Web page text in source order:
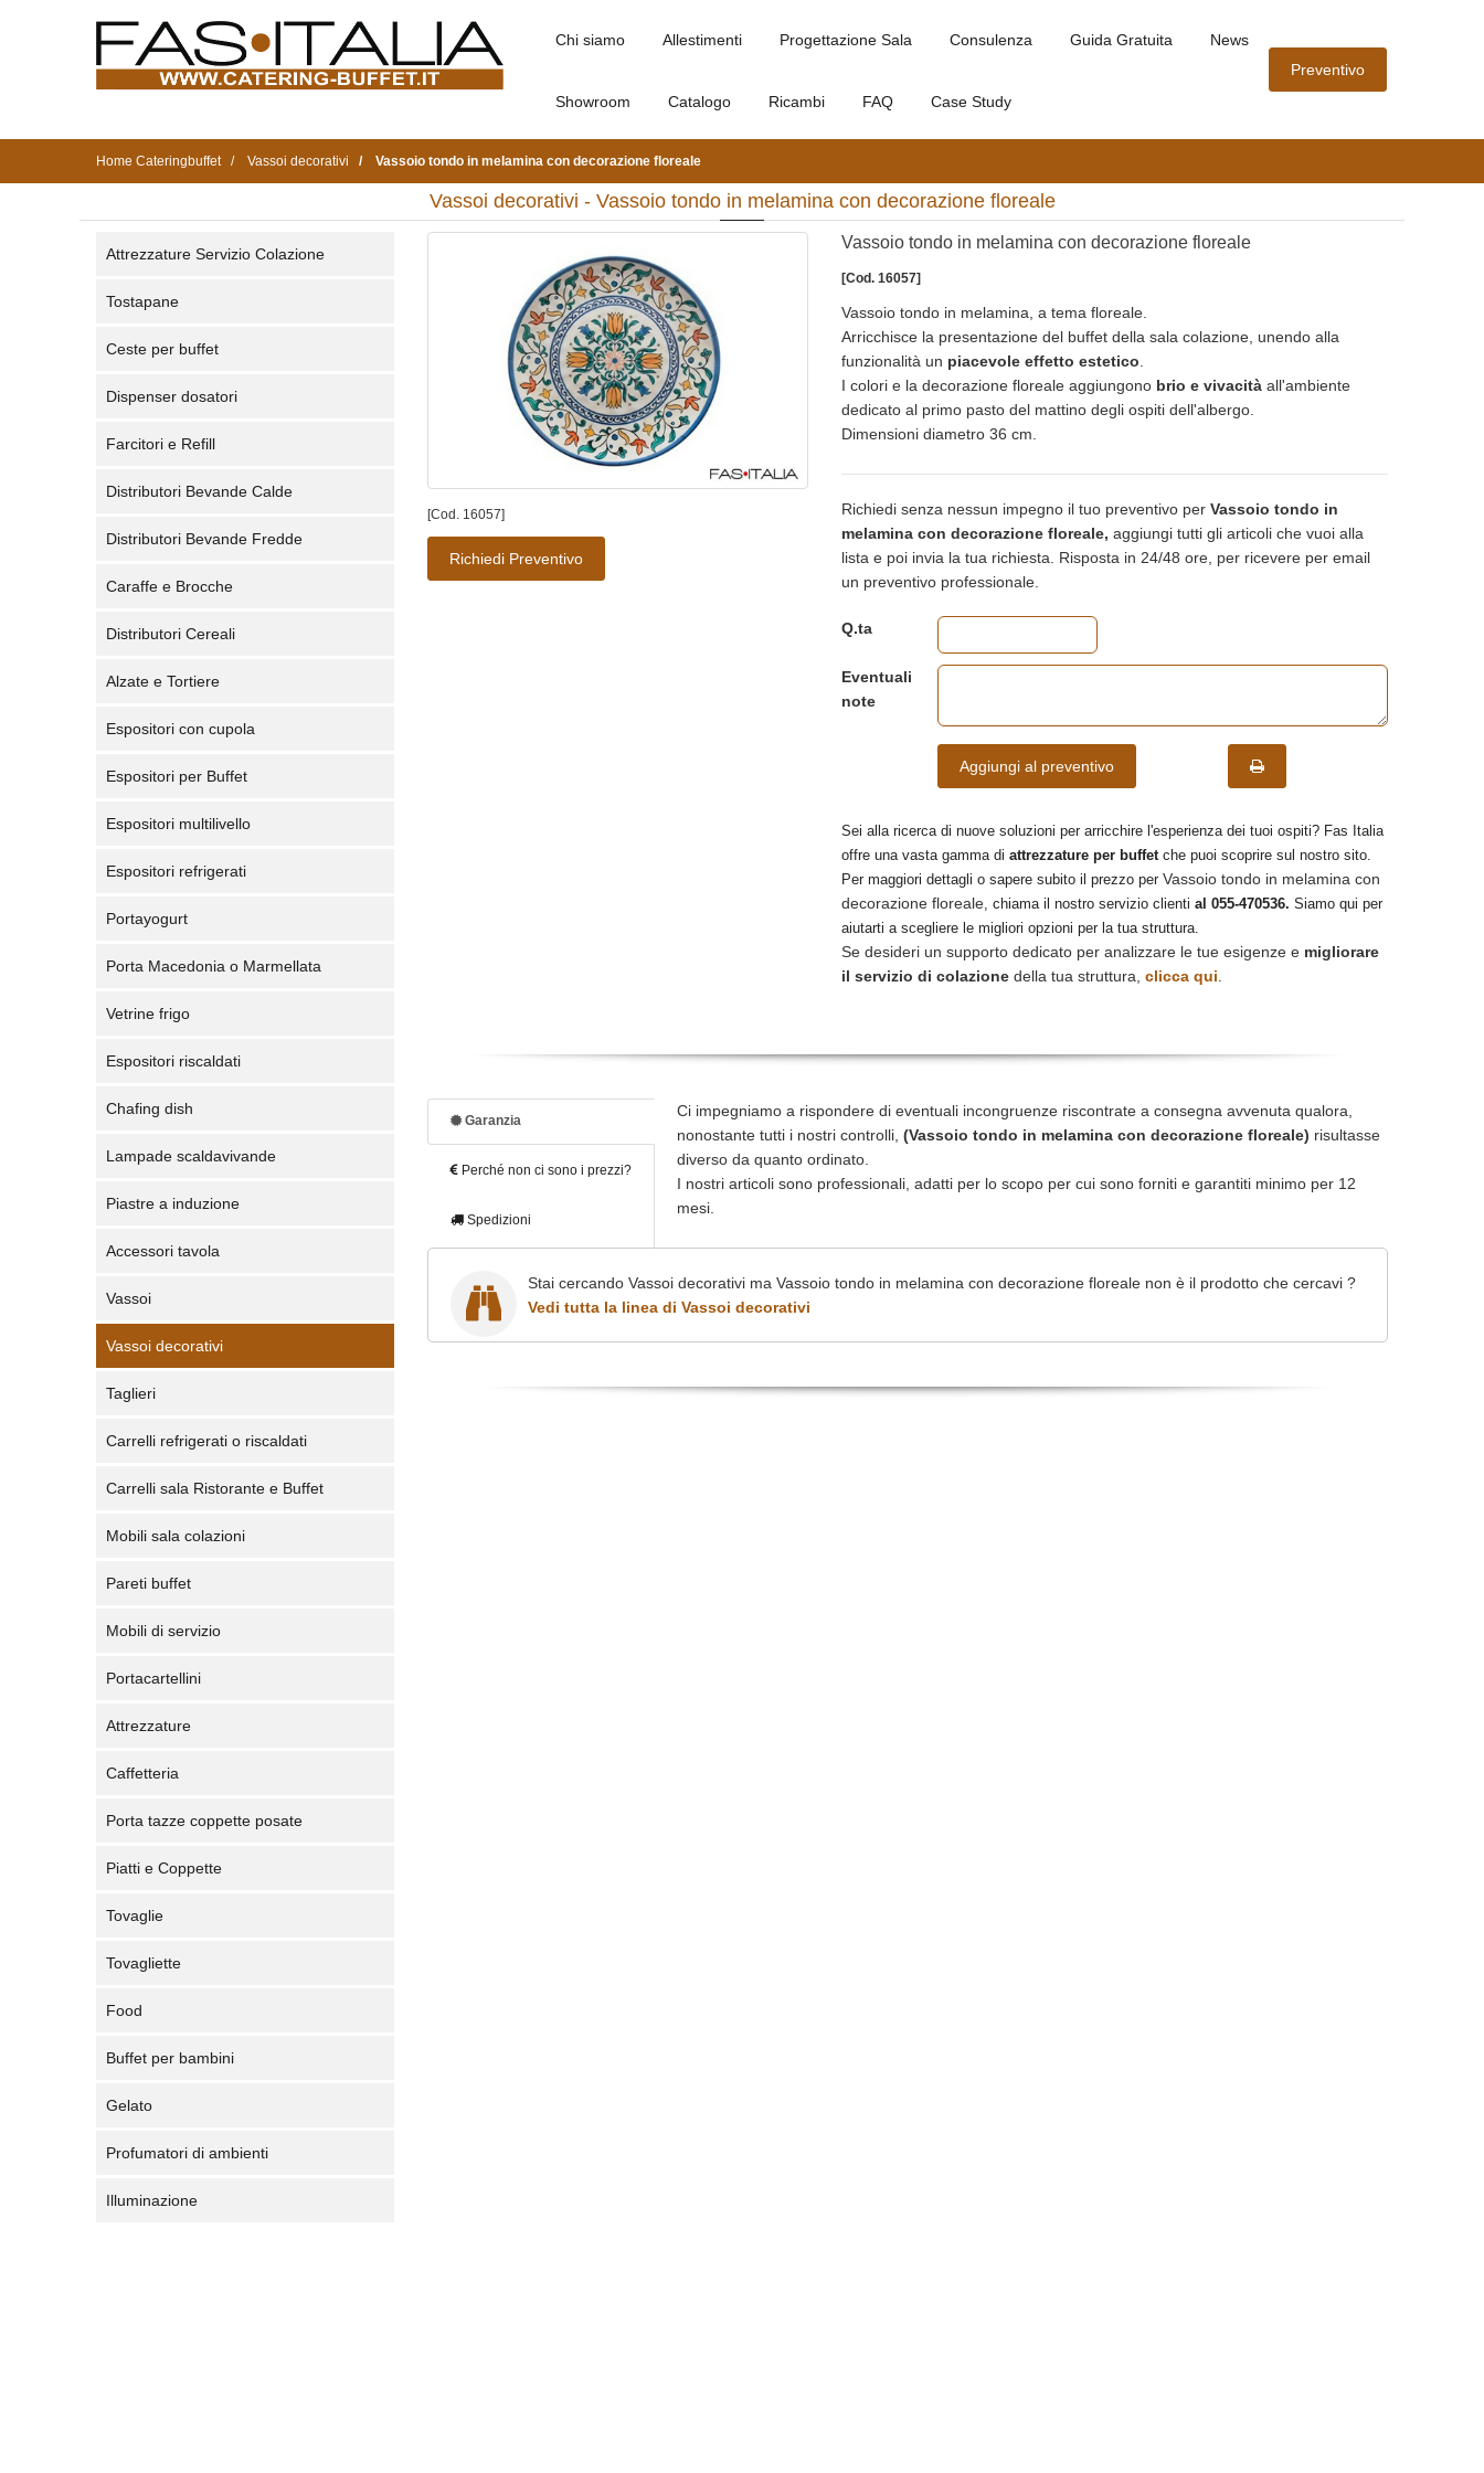
Chi siamo Allestimenti Progettazione Sala Consulenza Guida Gratuita News
Showroom Catalogo Ricambi FAQ Case Study
Preventivo
Home Cateringbuffet Vassoi decorativi Vassoio tondo in melamina con decorazione floreale
Vassoi decorativi - Vassoio tondo in melamina con decorazione floreale
Attrezzature Servizio Colazione
Tostapane
Ceste per buffet
Dispenser dosatori
Farcitori e Refill
Distributori Bevande Calde
Distributori Bevande Fredde
Caraffe e Brocche
Distributori Cereali
Alzate e Tortiere
Espositori con cupola
Espositori per Buffet
Espositori multilivello
Espositori refrigerati
Portayogurt
Porta Macedonia o Marmellata
Vetrine frigo
Espositori riscaldati
Chafing dish
Lampade scaldavivande
Piastre a induzione
Accessori tavola
Vassoi
Vassoi decorativi
Taglieri
Carrelli refrigerati o riscaldati
Carrelli sala Ristorante e Buffet
Mobili sala colazioni
Pareti buffet
Mobili di servizio
Portacartellini
Attrezzature
Caffetteria
Porta tazze coppette posate
Piatti e Coppette
Tovaglie
Tovagliette
Food
Buffet per bambini
Gelato
Profumatori di ambienti
Illuminazione
[Cod. 16057]
Richiedi Preventivo
Vassoio tondo in melamina con decorazione floreale
[Cod. 16057]
Vassoio tondo in melamina, a tema floreale.
Arricchisce la presentazione del buffet della sala colazione, unendo alla
funzionalità un piacevole effetto estetico
I colori e la decorazione floreale aggiungono brio e vivacità all'ambiente
dedicato al primo pasto del mattino degli ospiti dell'albergo.
Dimensioni diametro 36 cm.
Richiedi senza nessun impegno il tuo preventivo per Vassoio tondo in
melamina con decorazione floreale, aggiungi tutti gli articoli che vuoi alla
lista e poi invia la tua richiesta. Risposta in 24/48 ore, per ricevere per email
un preventivo professionale.
Q.ta
Eventuali
note
Aggiungi al preventivo
Sei alla ricerca di nuove soluzioni per arricchire l'esperienza dei tuoi ospiti? Fas Italia
offre una vasta gamma di attrezzature per buffetche puoi scoprire sul nostro sito.
Per maggiori dettagli o sapere subito il prezzo per Vassoio tondo in melamina con
decorazione floreale, chiama il nostro servizio clienti al 055-470536. Siamo qui per
aiutarti a scegliere le migliori opzioni per la tua struttura.
Se desideri un supporto dedicato per analizzare le tue esigenze e migliorare
il servizio di colazione della tua struttura, clicca qui
Garanzia
Perché non ci sono i prezzi?
Spedizioni
Ci impegniamo a rispondere di eventuali incongruenze riscontrate a consegna avvenuta qualora,
nonostante tutti i nostri controlli, (Vassoio tondo in melamina con decorazione floreale) risultasse
diverso da quanto ordinato.
I nostri articoli sono professionali, adatti per lo scopo per cui sono forniti e garantiti minimo per 12
mesi.
Stai cercando Vassoi decorativi ma Vassoio tondo in melamina con decorazione floreale non è il prodotto che cercavi ?
Vedi tutta la linea di Vassoi decorativi